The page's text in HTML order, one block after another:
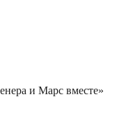
и Марс вместе»